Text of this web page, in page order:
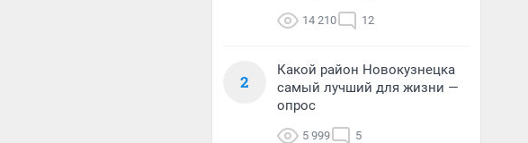
14 210 12
2
Какой район Новокузнецка
самый лучший для жизни —
опрос
5 999 5